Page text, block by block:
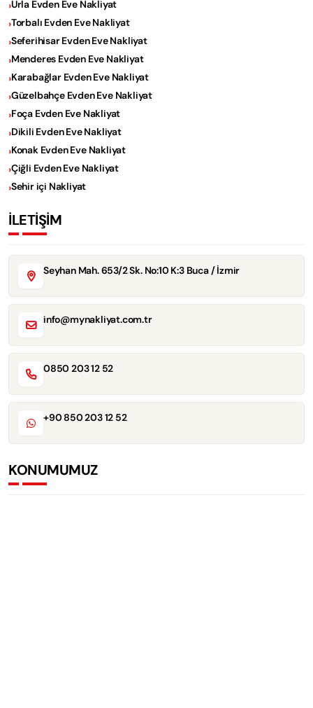
Urla Evden Eve Nakliyat
Torbalı Evden Eve Nakliyat
Seferihisar Evden Eve Nakliyat
Menderes Evden Eve Nakliyat
Karabağlar Evden Eve Nakliyat
Güzelbahçe Evden Eve Nakliyat
Foça Evden Eve Nakliyat
Dikili Evden Eve Nakliyat
Konak Evden Eve Nakliyat
Çiğli Evden Eve Nakliyat
Sehir içi Nakliyat
İLETİŞİM
Seyhan Mah. 653/2 Sk. No:10 K:3 Buca / İzmir
info@mynakliyat.com.tr
0850 203 12 52
+90 850 203 12 52
KONUMUMUZ